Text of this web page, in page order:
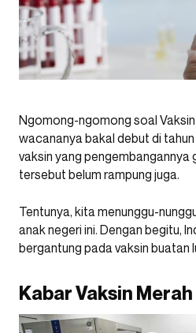
Ngomong-ngomong soal Vaksin
wacananya bakal debut di
vaksin yang pengembangannya
tersebut belum rampung juga.
Tentunya, kita menunggu-
anak negeri ini. Dengan begitu,
bergantung pada vaksin buatan
Kabar Vaksin